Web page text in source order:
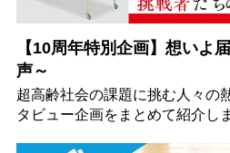
【10周年特別企画】想いよ
声～
超高齢社会の課題に挑む人々の
タビュー企画をまとめて紹介し